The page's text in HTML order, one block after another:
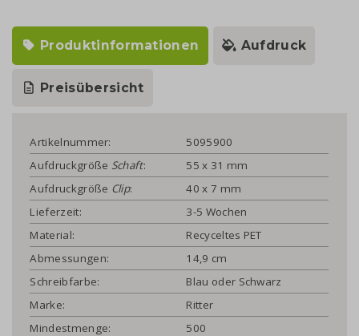
Produktinformationen Aufdruck
Preisübersicht
Artikelnummer:
5095900
Aufdruckgröße Schaft:
55 x 31 mm
Aufdruckgröße Clip:
40 x 7 mm
Lieferzeit:
3-5 Wochen
Material:
Recyceltes PET
Abmessungen:
14,9 cm
Schreibfarbe:
Blau oder Schwarz
Marke:
Ritter
Mindestmenge:
500